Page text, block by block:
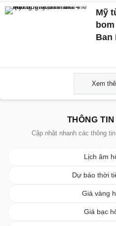
Mỹ
Ban
Xem
THÔNG
Cập nhật nhanh các thông
Lịch âm
Dự báo thời
Giá vàng
Giá bạc